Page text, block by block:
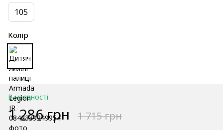
105
Колір
В наявності
1 286 грн 1 715 грн